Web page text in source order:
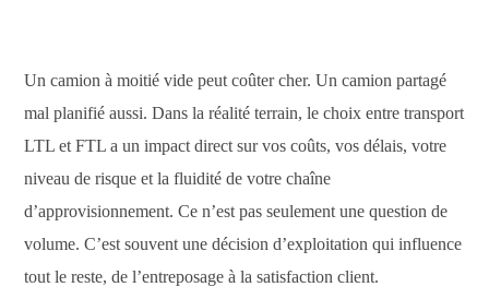
Un camion à moitié vide peut coûter cher. Un camion partagé
mal planifié aussi. Dans la réalité terrain, le choix entre transport
LTL et FTL a un impact direct sur vos coûts, vos délais, votre
niveau de risque et la fluidité de votre chaîne
d’approvisionnement. Ce n’est pas seulement une question de
volume. C’est souvent une décision d’exploitation qui influence
tout le reste, de l’entreposage à la satisfaction client.